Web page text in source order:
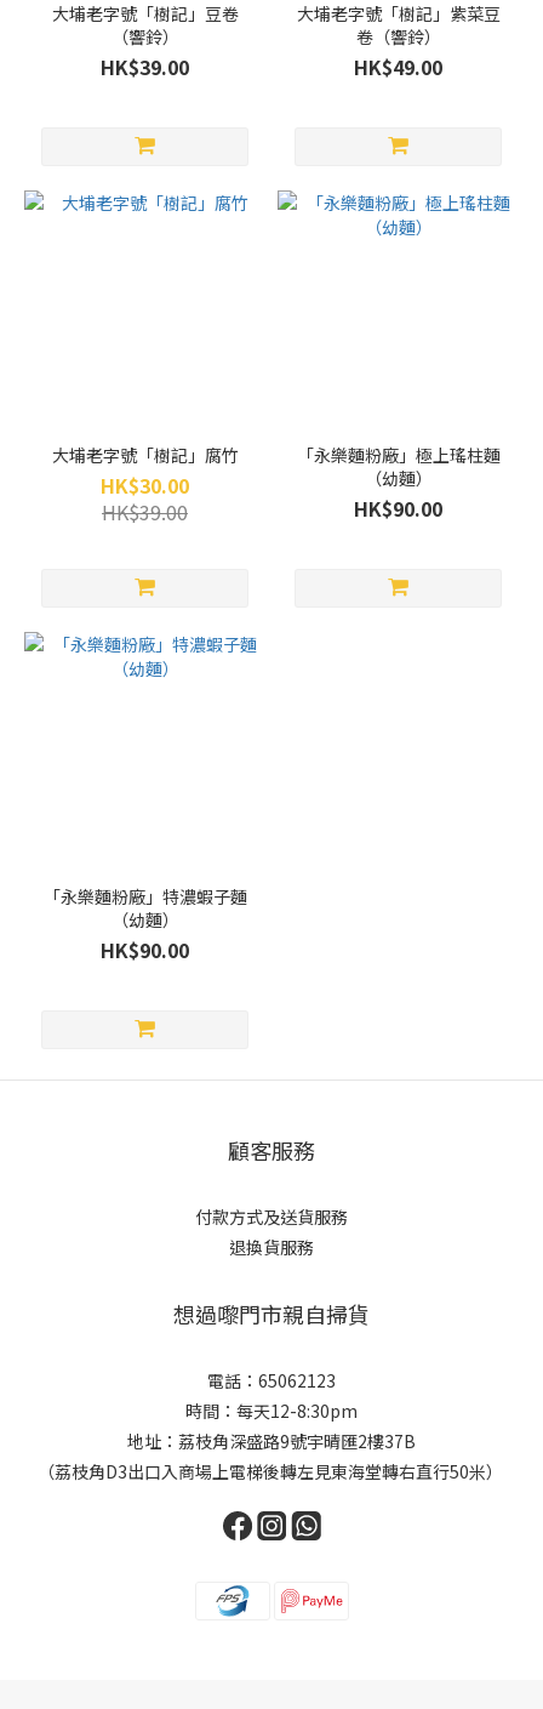
大埔老字號「樹記」豆卷
（響鈴）
HK$39.00
大埔老字號「樹記」紫菜豆
卷（響鈴）
HK$49.00
大埔老字號「樹記」腐竹
HK$30.00
HK$39.00
「永樂麵粉廠」極上瑤柱麵
（幼麵）
HK$90.00
「永樂麵粉廠」特濃蝦子麵
（幼麵）
HK$90.00
顧客服務
付款方式及送貨服務
退換貨服務
想過嚟門市親自掃貨
電話：65062123
時間：每天12-8:30pm
地址：荔枝角深盛路9號宇晴匯2樓37B
（荔枝角D3出口入商場上電梯後轉左見東海堂轉右直行50米）